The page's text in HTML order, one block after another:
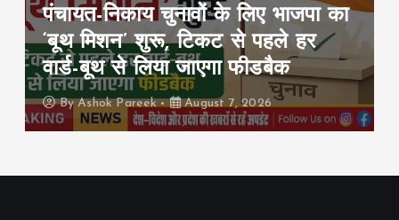
चुनावों के लिए भाजपा का
शुरू, टिकट से पहले हर
जाएगा फीडबैक
August 7, 2026
पटना में सड़क
गाड़ियां फूंकीं;
जलाई, हाईवे
ByAshok Pareek